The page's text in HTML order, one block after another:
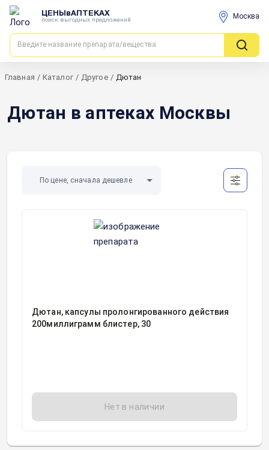
ЦЕНЫвАПТЕКАХ
поиск выгодных предложений Москва
Главная / Каталог / Другое / Дютан
Дютан в аптеках Москвы
По цене, сначала дешевле
Дютан, капсулы пролонгированного действия
200миллиграмм блистер, 30
Нет в наличии